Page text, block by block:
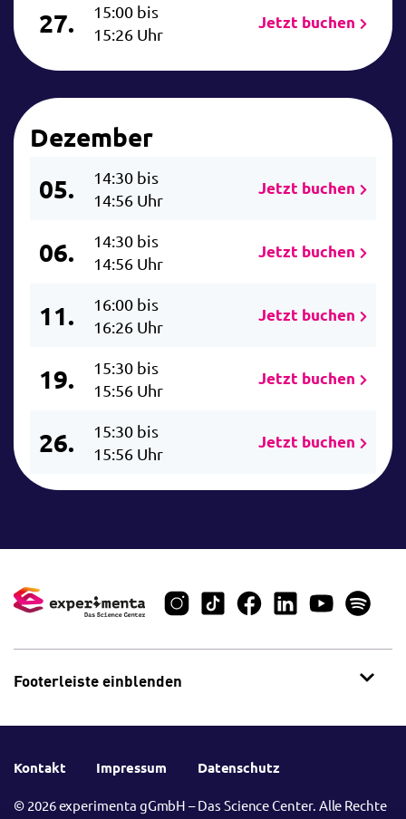
27.
15:00 bis
15:26 Uhr
Jetzt buchen
Dezember
05.
14:30 bis
14:56 Uhr
Jetzt buchen
06.
14:30 bis
14:56 Uhr
Jetzt buchen
11.
16:00 bis
16:26 Uhr
Jetzt buchen
19.
15:30 bis
15:56 Uhr
Jetzt buchen
26.
15:30 bis
15:56 Uhr
Jetzt buchen
Footerleiste einblenden
Kontakt Impressum Datenschutz
© 2026 experimenta gGmbH – Das Science Center. Alle Rechte